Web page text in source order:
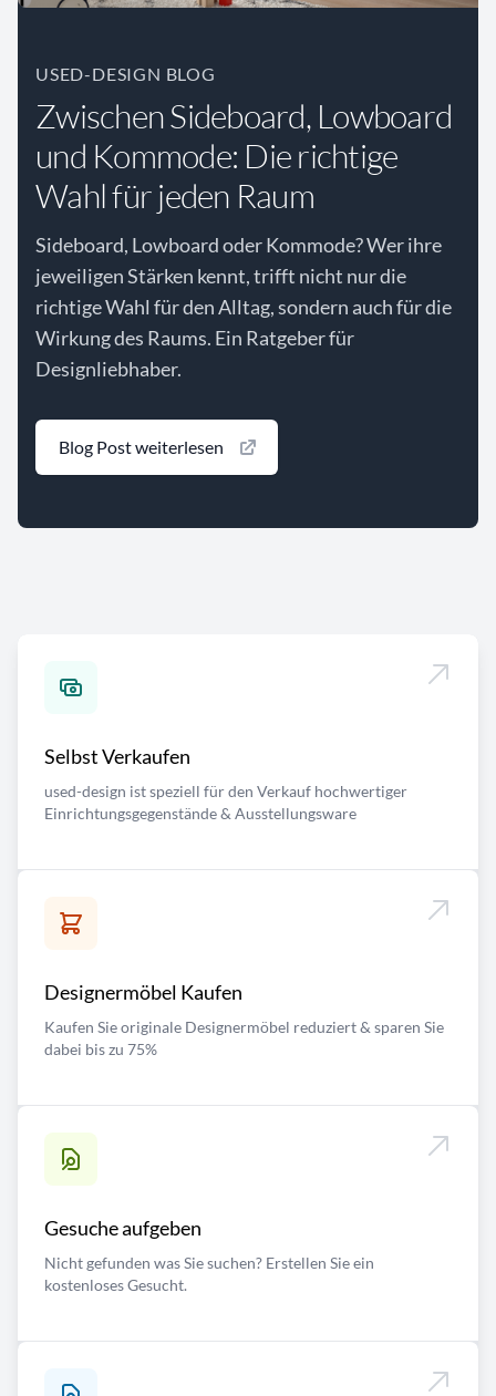
USED-DESIGN BLOG
Zwischen Sideboard, Lowboard
und Kommode: Die richtige
Wahl für jeden Raum
Sideboard, Lowboard oder Kommode? Wer ihre
jeweiligen Stärken kennt, trifft nicht nur die
richtige Wahl für den Alltag, sondern auch für die
Wirkung des Raums. Ein Ratgeber für
Designliebhaber.
Blog Post weiterlesen
Selbst Verkaufen
used-design ist speziell für den Verkauf hochwertiger
Einrichtungsgegenstände & Ausstellungsware
Designermöbel Kaufen
Kaufen Sie originale Designermöbel reduziert & sparen Sie
dabei bis zu 75%
Gesuche aufgeben
Nicht gefunden was Sie suchen? Erstellen Sie ein
kostenloses Gesucht.